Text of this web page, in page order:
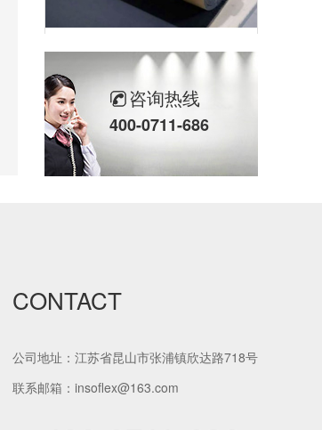
自粘橡塑保温板
咨询热线
400-0711-686
CONTACT
公司地址：江苏省昆山市张浦镇欣达路718号
联系邮箱：insoflex@163.com